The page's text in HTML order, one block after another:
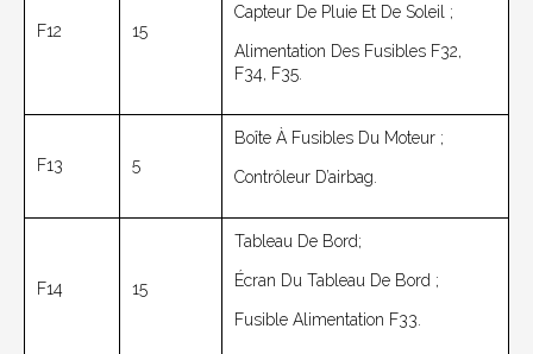
F12 15
Capteur De Pluie Et De Soleil ;
Alimentation Des Fusibles F32,
F34, F35.
F13 5
Boîte À Fusibles Du Moteur ;
Contrôleur D’airbag.
F14 15
Tableau De Bord;
Écran Du Tableau De Bord ;
Fusible Alimentation F33.